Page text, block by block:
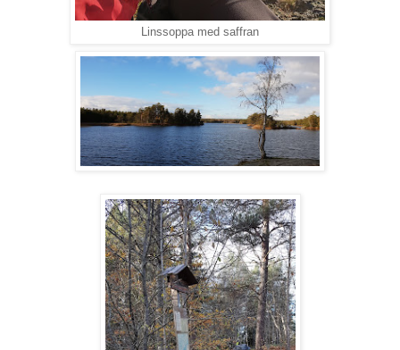
Linssoppa med saffran